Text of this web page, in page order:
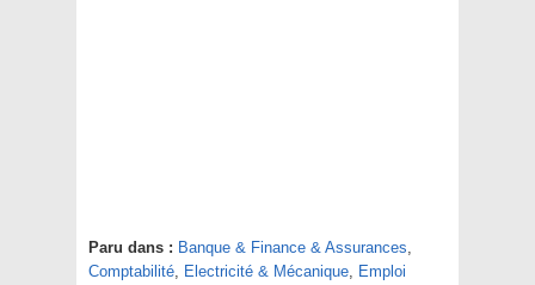
Paru dans : Banque & Finance & Assurances,
Comptabilité, Electricité & Mécanique, Emploi